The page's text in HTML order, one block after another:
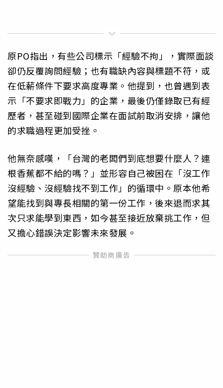
原PO指出，有些公司標示「經驗不拘」，實際面談
卻仍反覆詢問經驗；也有職缺內容與標題不符，或
在低薪條件下要求高度專業。他提到，也曾遇到表
示「不要求即戰力」的企業，最後仍僅錄取已有經
歷者，甚至碰到國際企業在面試前取消安排，讓他
的求職過程更加受挫。
他無奈感嘆，「台灣的老闆們到底想要什麼人？連
根香蕉都不給的嗎？」並形容自己被困在「沒工作
沒經驗、沒經驗找不到工作」的循環中。原本他希
望能找到與專長相關的第一份工作，後來退而求其
次只求能學到東西，如今甚至接近放棄挑工作，但
又擔心錯誤決定影響未來發展。